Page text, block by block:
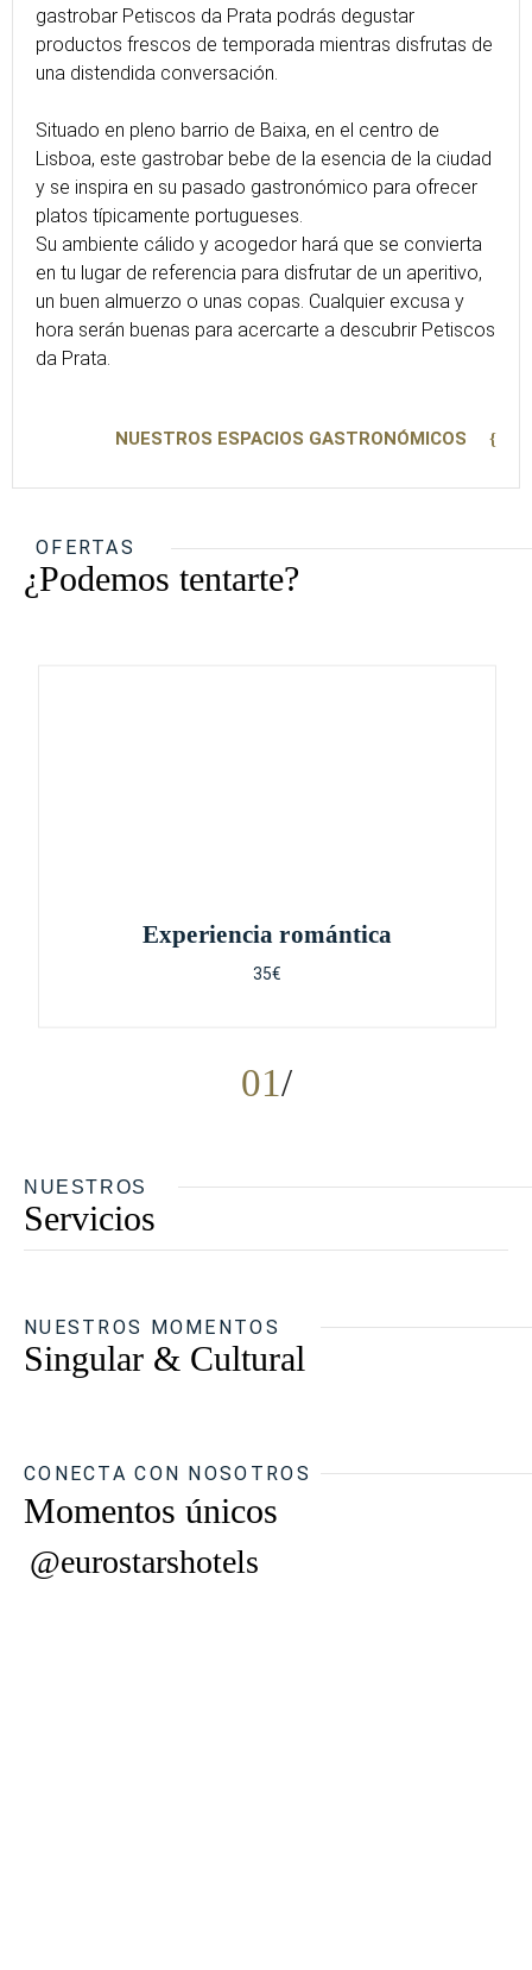
gastrobar Petiscos da Prata podrás degustar
productos frescos de temporada mientras disfrutas de
una distendida conversación.
Situado en pleno barrio de Baixa, en el centro de
Lisboa, este gastrobar bebe de la esencia de la ciudad
y se inspira en su pasado gastronómico para ofrecer
platos típicamente portugueses.
Su ambiente cálido y acogedor hará que se convierta
en tu lugar de referencia para disfrutar de un aperitivo,
un buen almuerzo o unas copas. Cualquier excusa y
hora serán buenas para acercarte a descubrir Petiscos
da Prata.
NUESTROS ESPACIOS GASTRONÓMICOS
OFERTAS
¿Podemos tentarte?
01
Experiencia romántica
35€
NUESTROS
Servicios
NUESTROS MOMENTOS
Singular & Cultural
CONECTA CON NOSOTROS
Momentos únicos
@eurostarshotels